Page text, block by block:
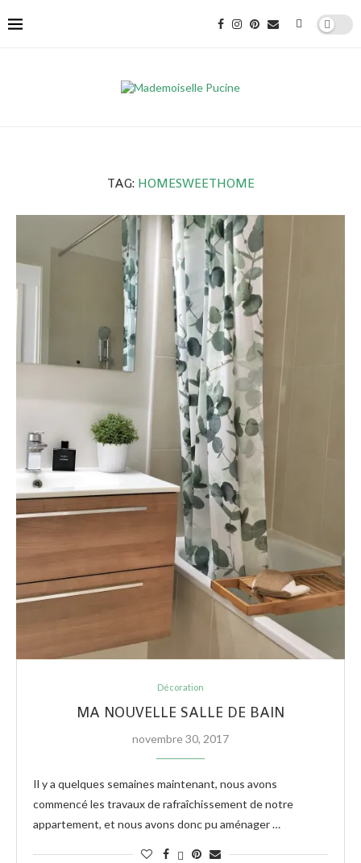
TAG: HOMESWEETHOME
Décoration
MA NOUVELLE SALLE DE BAIN
novembre 30, 2017
Il y a quelques semaines maintenant, nous avons
commencé les travaux de rafraîchissement de notre
appartement, et nous avons donc pu aménager …